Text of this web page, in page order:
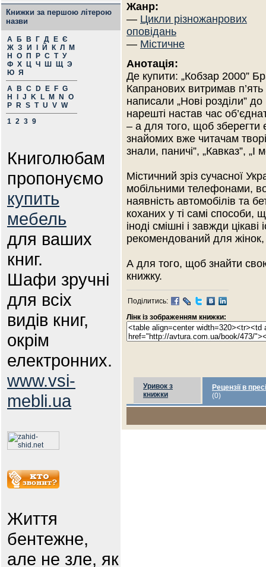
Книжки за першою літерою
назви
А Б В Г Д Е Є
Ж З И Й К Л
М
Н
О П Р С Т У
Ф Х Ц Ч Ш Щ Э
Ю Я
A
B C D E F G
H
J K L M N
O
P
R S T U V W
1 2 3 9
Книголюбам
пропонуємо
купить
мебель
для ваших
книг.
Шафи зручні
для всіх
видів книг,
окрім
електронних.
www.vsi-
mebli.ua
Життя
бентежне,
але не зле, як
Жанр:
— Цикли різножанрових
оповідань
— Містичне
Анотація:
Де купити: „Кобзар 2000”
Капранових витримав
написали „Нові розділи”
нарешті настав час
– а для того, щоб
знайомих вже читачам
знали, паничі”, „Кавказ”,
Містичний зріз сучасної
мобільними телефонами,
наявність автомобілів та
коханих у ті самі способи,
іноді смішні і завжди
рекомендований для
А для того, щоб знайти
книжку.
Поділитись:
Лінк із зображенням книжки:
Уривок з
книжки
Рецензії в пресі
(0)